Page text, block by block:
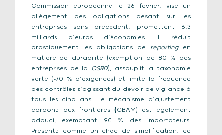
Commission européenne le 26 février, vise un
allègement des obligations pesant sur les
entreprises sans précédent, promettant 6,3
milliards d’euros d’économies. Il réduit
drastiquement les obligations de reportingen
matière de durabilité (exemption de 80 % des
entreprises de la CSRD), assouplit la taxonomie
verte (-70 % d’exigences) et limite la fréquence
des contrôles s’agissant du devoir de vigilance à
tous les cinq ans. Le mécanisme d’ajustement
carbone aux frontières (CBAM) est également
adouci, exemptant 90 % des importateurs.
Présenté comme un choc de simplification, ce